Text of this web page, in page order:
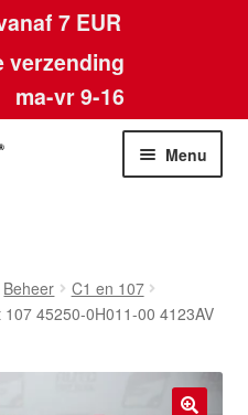
7 EUR
verzending
ma-vr 9-16
Menu
Beheer
C1 en 107
45250-0H011-00 4123AV